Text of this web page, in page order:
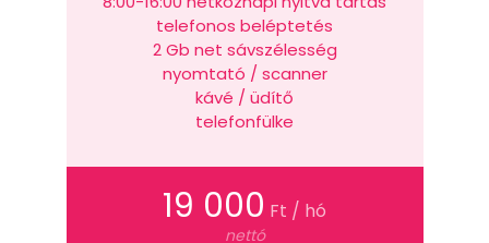
telefonos beléptetés
2 Gb net sávszélesség
nyomtató / scanner
kávé / üdítő
telefonfülke
19 000 Ft / hó
nettó